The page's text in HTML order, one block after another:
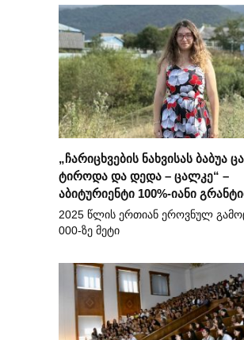
„ჩარიცხვების ნახვისას ბაბუა
ტიროდა და დედა – ცალკე“ –
აბიტურიენტი 100%-იანი
2025 წლის ერთიან ეროვნულ
000-ზე მეტი